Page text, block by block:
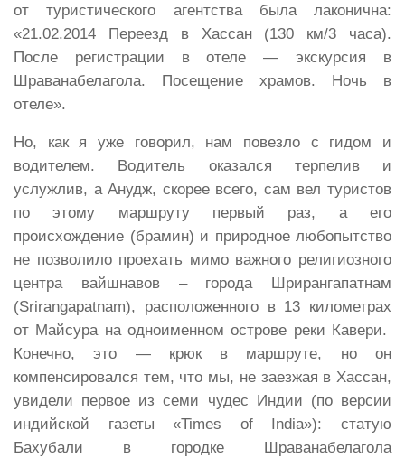
от туристического агентства была лаконична:
«21.02.2014 Переезд в Хассан (130 км/3 часа).
После регистрации в отеле — экскурсия в
Шраванабелагола. Посещение храмов. Ночь в
отеле».
Но, как я уже говорил, нам повезло с гидом и
водителем. Водитель оказался терпелив и
услужлив, а Анудж, скорее всего, сам вел туристов
по этому маршруту первый раз, а его
происхождение (брамин) и природное любопытство
не позволило проехать мимо важного религиозного
центра вайшнавов – города Шрирангапатнам
(Srirangapatnam), расположенного в 13 километрах
от Майсура на одноименном острове реки Кавери.
Конечно, это — крюк в маршруте, но он
компенсировался тем, что мы, не заезжая в Хассан,
увидели первое из семи чудес Индии (по версии
индийской газеты «Times of India»): статую
Бахубали в городке Шраванабелагола